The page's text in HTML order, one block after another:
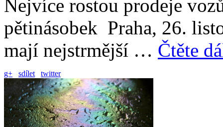
Nejvíce rostou prodeje
pětinásobek Praha, 26.
mají nejstrmější … Čtěte
g+ sdílet twitter